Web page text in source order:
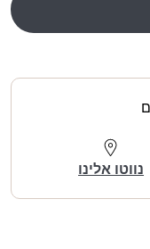
נווטו אלינו